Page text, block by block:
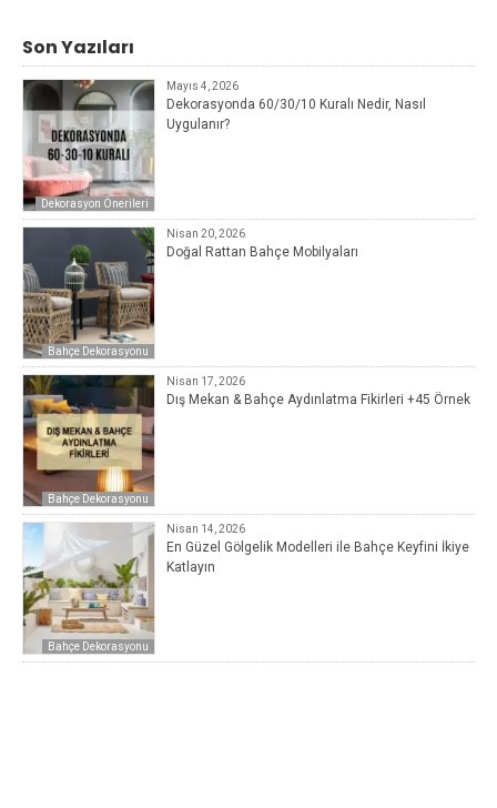
Son Yazıları
Dekorasyon Önerileri
Mayıs 4, 2026
Dekorasyonda 60/30/10 Kuralı Nedir, Nasıl
Uygulanır?
Bahçe Dekorasyonu
Nisan 20, 2026
Doğal Rattan Bahçe Mobilyaları
Bahçe Dekorasyonu
Nisan 17, 2026
Dış Mekan & Bahçe Aydınlatma Fikirleri +45 Örnek
Bahçe Dekorasyonu
Nisan 14, 2026
En Güzel Gölgelik Modelleri ile Bahçe Keyfini İkiye
Katlayın